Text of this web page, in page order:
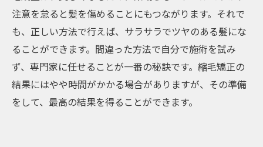
注意を怠ると髪を傷めることにもつながります。それで
も、正しい方法で行えば、サラサラでツヤのある髪にな
ることができます。間違った方法で自分で施術を試み
ず、専門家に任せることが一番の秘訣です。縮毛矯正の
結果にはやや時間がかかる場合がありますが、その準備
をして、最高の結果を得ることができます。